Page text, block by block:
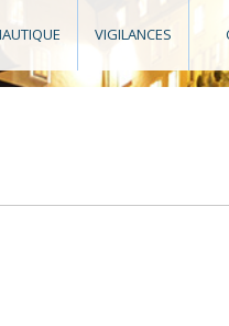
VIGILANCES